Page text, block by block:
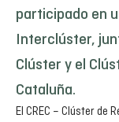
participado en
Interclúster,
Clúster y el
Cataluña.
El CREC – Clúster de